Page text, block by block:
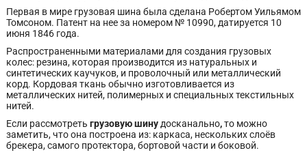
Первая в мире грузовая шина была сделана Робертом Уильямом
Томсоном. Патент на нее за номером № 10990, датируется 10
июня 1846 года.
Распространенными материалами для создания грузовых
колес: резина, которая производится из натуральных и
синтетических каучуков, и проволочный или металлический
корд. Кордовая ткань обычно изготовливается из
металлических нитей, полимерных и специальных текстильных
нитей.
Если рассмотреть грузовую шину досканально,то можно
заметить, что она построена из: каркаса, нескольких слоёв
брекера, самого протектора, бортовой части и боковой.